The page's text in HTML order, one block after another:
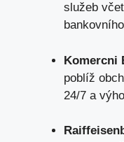
služeb
Komercni
poblíž
24/7 a